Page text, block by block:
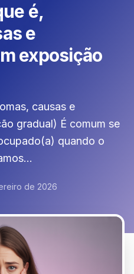
é,
e
exposição
causas e
gradual) É comum se
quando o
de 2026